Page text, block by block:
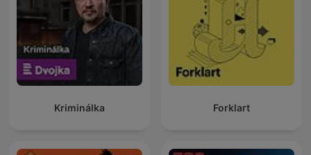
Kriminálka Forklart